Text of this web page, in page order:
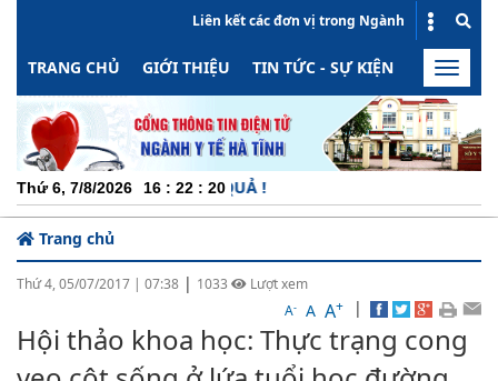
Liên kết các đơn vị trong Ngành
TRANG CHỦ GIỚI THIỆU TIN TỨC - SỰ KIỆN HOẠT
Toggle
Thứ 6, 7/8/2026 16 : 22 : 20
Trang chủ
Thứ 4, 05/07/2017 | 07:38 | 1033
Lượt xem
A- A A+ |
Hội thảo khoa học: Thực trạng cong